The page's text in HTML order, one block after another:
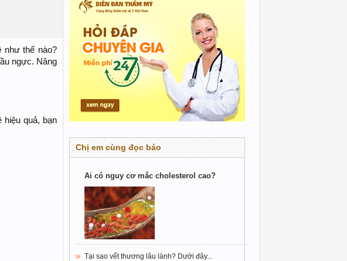
như thế nào?
ngực. Nâng
hiệu quả, bạn
Chị em cùng đọc báo
Ai có nguy cơ mắc cholesterol cao?
Tại sao vết thương lâu lành? Dưới đây...